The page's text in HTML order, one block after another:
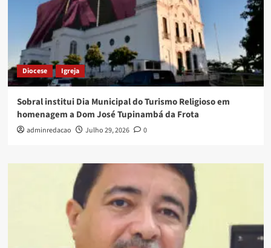
Diocese Igreja
Sobral institui Dia Municipal do Turismo Religioso em
homenagem a Dom José Tupinambá da Frota
adminredacao Julho 29, 2026 0